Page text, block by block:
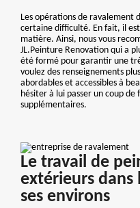
Les opérations de ravalement
certaine difficulté. En fait, il
matière. Ainsi, nous vous
JL.Peinture Renovation qui a
été formé pour garantir une
voulez des renseignements
abordables et accessibles à
hésiter à lui passer un coup
supplémentaires.
Le travail de
extérieurs dans
ses environs